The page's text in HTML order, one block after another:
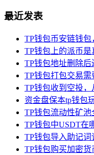
最近发表
TP钱包币安链钱
TP钱包上的派币
TP钱包地址删除
TP钱包打包交易
TP钱包收到空投
资金盘保本tp钱包
TP钱包流动性矿
TP钱包中USDT在
TP钱包导入助记
TP钱包购买加密